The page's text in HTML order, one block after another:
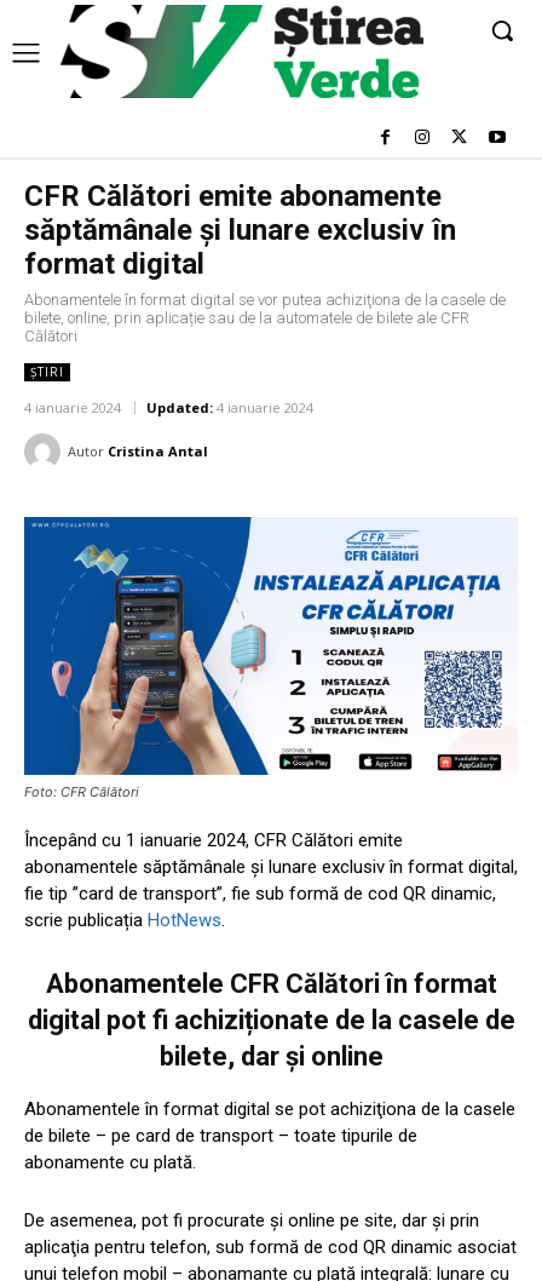
CFR Călători emite abonamente
săptămânale și lunare exclusiv în
format digital
Abonamentele în format digital se vor putea achiziţiona de la casele de
bilete, online, prin aplicație sau de la automatele de bilete ale CFR
Călători
ȘTIRI
4 ianuarie 2024 Updated: 4 ianuarie 2024
Autor Cristina Antal
Foto: CFR Călători
Începând cu 1 ianuarie 2024, CFR Călători emite
abonamentele săptămânale şi lunare exclusiv în format digital,
fie tip ”card de transport”, fie sub formă de cod QR dinamic,
scrie publicația HotNews.
Abonamentele CFR Călători în format
digital pot fi achiziționate de la casele de
bilete, dar și online
Abonamentele în format digital se pot achiziţiona de la casele
de bilete – pe card de transport – toate tipurile de
abonamente cu plată.
De asemenea, pot fi procurate și online pe site, dar şi prin
aplicaţia pentru telefon, sub formă de cod QR dinamic asociat
unui telefon mobil – abonamante cu plată integrală: lunare cu